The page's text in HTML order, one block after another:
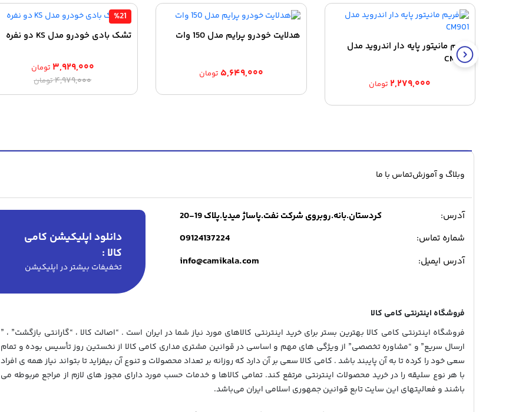
فریم مانیتور پایه دار اندروید مدل
CM901
۲,۲۷۹,۰۰۰ تومان
هدلایت خودرو پرایم مدل 150 وات
۵,۶۴۹,۰۰۰ تومان
%21
تشک بادی خودرو مدل KS دو نفره
۴,۹۷۹,۰۰۰تومان
قیمت
اصلی:
۳,۹۲۹,۰۰۰ تومان
قیمت
فعلی:
وبلاگ و آموزشتماس با ما
آدرس:
کردستان.بانه.روبروی شرکت نفت.پاساژ میدیا.پلاک 19-20
شماره تماس:
09124137224
آدرس ایمیل: info@camikala.com
دانلود اپلیکیشن کامی
کالا :
تخفیفات بیشتر در اپلیکیشن
فروشگاه اینترنتی کامی کالا
فروشگاه اینترنتی کامی کالا بهترین بستر برای خرید اینترنتی کالاهای مورد نیاز شما در ایران است . “اصالت کالا ، “گارانتی بازگشت” ، ”
ارسال سریع” و “مشاوره تخصصی” از ویژگی های مهم و اساسی در قوانین مشتری مداری کامی کالا از نخستین روز تأسیس بوده و تمام
سعی خود را کرده تا به آن پایبند باشد . کامی کالا سعی بر آن دارد که روزانه بر تعداد محصولات و تنوع آن بیفزاید تا بتواند نیاز همه ی افراد
با هر نوع سلیقه را در خرید محصولات اینترنتی مرتفع کند. تمامی کالاها و خدمات حسب مورد دارای مجوز های لازم از مراجع مربوطه می
باشند و فعالیتهای این سایت تابع قوانین جمهوری اسلامی ایران می‌باشد.